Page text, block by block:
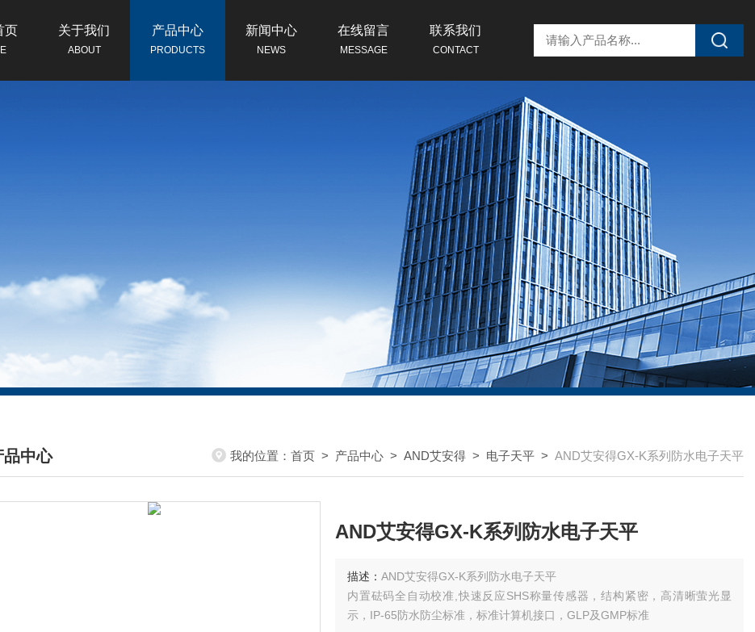
页 关于我们
ABOUT
产品中心
PRODUCTS
新闻中心
NEWS
在线留言
MESSAGE
联系我们
CONTACT
品中心
CENTER
我的位置： 首页 > 产品中心 > AND艾安得 > 电子天平 > AND艾安得GX-K系列防水电子天平
AND艾安得GX-K系列防水电子天平
描述： AND艾安得GX-K系列防水电子天平
内置砝码全自动校准,快速反应SHS称量传感器，结构紧密，高清晰萤光显
示，IP-65防水防尘标准，标准计算机接口，GLP及GMP标准